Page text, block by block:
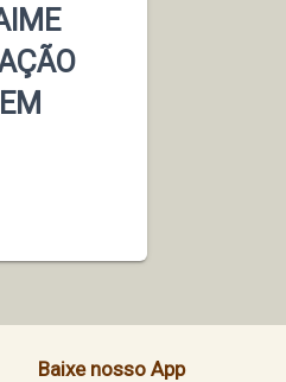
Baixe nosso App